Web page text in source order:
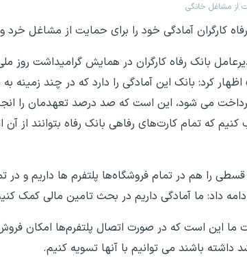
از مشاغل خانگی
کارگران آمادگی خود را برای حمایت از مشاغل خرد
بانک رفاه کارگران در همایش گرامیداشت روز
اظهار کرد: بانک این آمادگی را دارد که در چند
می شود، این است که صد درصد تعهدمان را
را هم در تمام فروشگاه‌ها پلتفرم ها داریم و در
داد: ما آمادگی داریم در بحث تامین مالی کمک
ما این است که در صورت اتصال پلتفرم‌ها امکان
داشته باشند می توانیم با آنها تسویه کنیم.